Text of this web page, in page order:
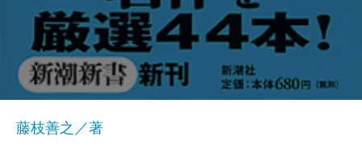
藤枝善之／著